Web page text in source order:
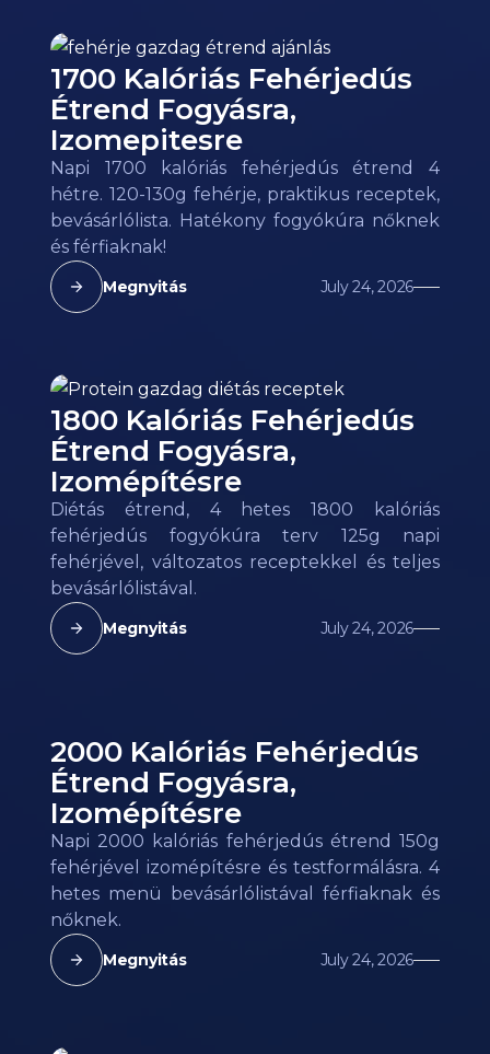
1700 Kalóriás Fehérjedús
Étrend Fogyásra,
Izomepitesre
Napi 1700 kalóriás fehérjedús étrend 4
hétre. 120-130g fehérje, praktikus receptek,
bevásárlólista. Hatékony fogyókúra nőknek
és férfiaknak!
Megnyitás July 24, 2026
1800 Kalóriás Fehérjedús
Étrend Fogyásra,
Izomépítésre
Diétás étrend, 4 hetes 1800 kalóriás
fehérjedús fogyókúra terv 125g napi
fehérjével, változatos receptekkel és teljes
bevásárlólistával.
Megnyitás July 24, 2026
2000 Kalóriás Fehérjedús
Étrend Fogyásra,
Izomépítésre
Napi 2000 kalóriás fehérjedús étrend 150g
fehérjével izomépítésre és testformálásra. 4
hetes menü bevásárlólistával férfiaknak és
nőknek.
Megnyitás July 24, 2026